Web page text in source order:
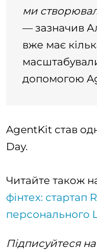
ми
— зазначив
вже має
допомогою
AgentKit став
Day.
Читайте також
фінтех: стартап
персонального
Підписуйтеся на